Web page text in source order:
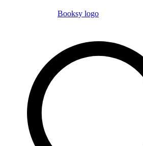
Booksy logo